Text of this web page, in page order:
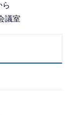
ら
議室